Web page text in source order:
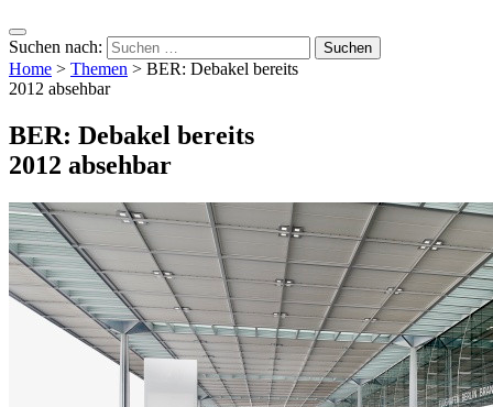
Suchen nach:
Home > Themen > BER: Debakel bereits
2012 absehbar
BER: Debakel bereits
2012 absehbar